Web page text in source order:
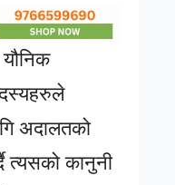
अदालतको
त्यसको कानुनी